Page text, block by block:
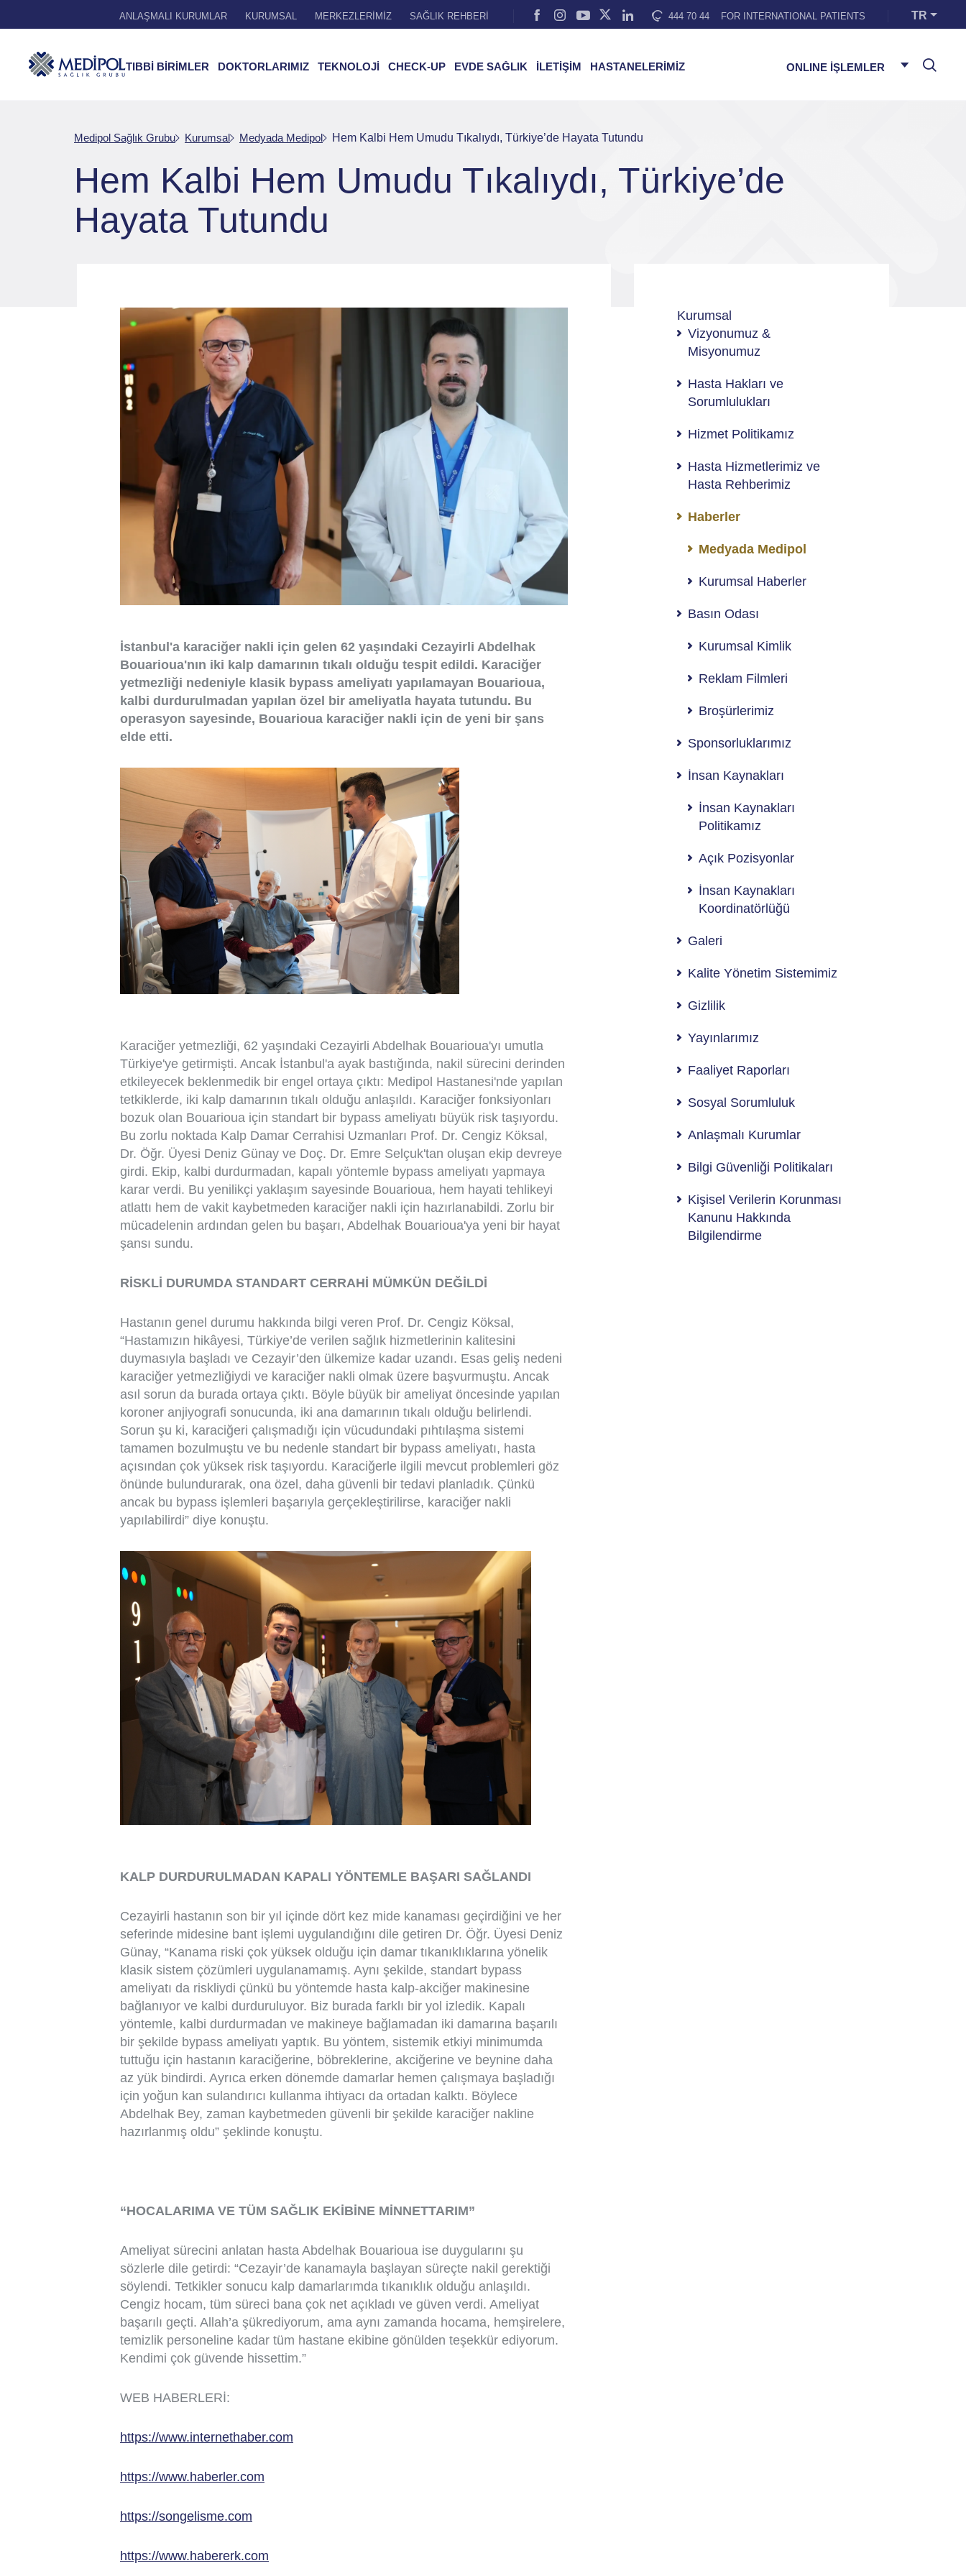
ANLAŞMALI KURUMLAR KURUMSAL MERKEZLERİMİZ SAĞLIK REHBERİ 444 70 44 FOR INTERNATIONAL PATIENTS TR
TIBBİ BİRİMLER DOKTORLARIMIZ TEKNOLOJİ CHECK-UP EVDE SAĞLIK İLETİŞİM HASTANELERİMİZ ONLINE İŞLEMLER
Medipol Sağlık Grubu Kurumsal Medyada Medipol Hem Kalbi Hem Umudu Tıkalıydı, Türkiye’de Hayata Tutundu
Hem Kalbi Hem Umudu Tıkalıydı, Türkiye’de
Hayata Tutundu
İstanbul'a karaciğer nakli için gelen 62 yaşındaki Cezayirli Abdelhak
Bouarioua'nın iki kalp damarının tıkalı olduğu tespit edildi. Karaciğer
yetmezliği nedeniyle klasik bypass ameliyatı yapılamayan Bouarioua,
kalbi durdurulmadan yapılan özel bir ameliyatla hayata tutundu. Bu
operasyon sayesinde, Bouarioua karaciğer nakli için de yeni bir şans
elde etti.
Karaciğer yetmezliği, 62 yaşındaki Cezayirli Abdelhak Bouarioua'yı umutla
Türkiye'ye getirmişti. Ancak İstanbul'a ayak bastığında, nakil sürecini derinden
etkileyecek beklenmedik bir engel ortaya çıktı: Medipol Hastanesi'nde yapılan
tetkiklerde, iki kalp damarının tıkalı olduğu anlaşıldı. Karaciğer fonksiyonları
bozuk olan Bouarioua için standart bir bypass ameliyatı büyük risk taşıyordu.
Bu zorlu noktada Kalp Damar Cerrahisi Uzmanları Prof. Dr. Cengiz Köksal,
Dr. Öğr. Üyesi Deniz Günay ve Doç. Dr. Emre Selçuk'tan oluşan ekip devreye
girdi. Ekip, kalbi durdurmadan, kapalı yöntemle bypass ameliyatı yapmaya
karar verdi. Bu yenilikçi yaklaşım sayesinde Bouarioua, hem hayati tehlikeyi
atlattı hem de vakit kaybetmeden karaciğer nakli için hazırlanabildi. Zorlu bir
mücadelenin ardından gelen bu başarı, Abdelhak Bouarioua'ya yeni bir hayat
şansı sundu.
RİSKLİ DURUMDA STANDART CERRAHİ MÜMKÜN DEĞİLDİ
Hastanın genel durumu hakkında bilgi veren Prof. Dr. Cengiz Köksal,
“Hastamızın hikâyesi, Türkiye’de verilen sağlık hizmetlerinin kalitesini
duymasıyla başladı ve Cezayir’den ülkemize kadar uzandı. Esas geliş nedeni
karaciğer yetmezliğiydi ve karaciğer nakli olmak üzere başvurmuştu. Ancak
asıl sorun da burada ortaya çıktı. Böyle büyük bir ameliyat öncesinde yapılan
koroner anjiyografi sonucunda, iki ana damarının tıkalı olduğu belirlendi.
Sorun şu ki, karaciğeri çalışmadığı için vücudundaki pıhtılaşma sistemi
tamamen bozulmuştu ve bu nedenle standart bir bypass ameliyatı, hasta
açısından çok yüksek risk taşıyordu. Karaciğerle ilgili mevcut problemleri göz
önünde bulundurarak, ona özel, daha güvenli bir tedavi planladık. Çünkü
ancak bu bypass işlemleri başarıyla gerçekleştirilirse, karaciğer nakli
yapılabilirdi” diye konuştu.
KALP DURDURULMADAN KAPALI YÖNTEMLE BAŞARI SAĞLANDI
Cezayirli hastanın son bir yıl içinde dört kez mide kanaması geçirdiğini ve her
seferinde midesine bant işlemi uygulandığını dile getiren Dr. Öğr. Üyesi Deniz
Günay, “Kanama riski çok yüksek olduğu için damar tıkanıklıklarına yönelik
klasik sistem çözümleri uygulanamamış. Aynı şekilde, standart bypass
ameliyatı da riskliydi çünkü bu yöntemde hasta kalp-akciğer makinesine
bağlanıyor ve kalbi durduruluyor. Biz burada farklı bir yol izledik. Kapalı
yöntemle, kalbi durdurmadan ve makineye bağlamadan iki damarına başarılı
bir şekilde bypass ameliyatı yaptık. Bu yöntem, sistemik etkiyi minimumda
tuttuğu için hastanın karaciğerine, böbreklerine, akciğerine ve beynine daha
az yük bindirdi. Ayrıca erken dönemde damarlar hemen çalışmaya başladığı
için yoğun kan sulandırıcı kullanma ihtiyacı da ortadan kalktı. Böylece
Abdelhak Bey, zaman kaybetmeden güvenli bir şekilde karaciğer nakline
hazırlanmış oldu” şeklinde konuştu.
“HOCALARIMA VE TÜM SAĞLIK EKİBİNE MİNNETTARIM”
Ameliyat sürecini anlatan hasta Abdelhak Bouarioua ise duygularını şu
sözlerle dile getirdi: “Cezayir’de kanamayla başlayan süreçte nakil gerektiği
söylendi. Tetkikler sonucu kalp damarlarımda tıkanıklık olduğu anlaşıldı.
Cengiz hocam, tüm süreci bana çok net açıkladı ve güven verdi. Ameliyat
başarılı geçti. Allah’a şükrediyorum, ama aynı zamanda hocama, hemşirelere,
temizlik personeline kadar tüm hastane ekibine gönülden teşekkür ediyorum.
Kendimi çok güvende hissettim.”
WEB HABERLERİ:
https://www.internethaber.com
https://www.haberler.com
https://songelisme.com
https://www.habererk.com
Kurumsal
Vizyonumuz &
Misyonumuz
Hasta Hakları ve
Sorumlulukları
Hizmet Politikamız
Hasta Hizmetlerimiz ve
Hasta Rehberimiz
Haberler
Medyada Medipol
Kurumsal Haberler
Basın Odası
Kurumsal Kimlik
Reklam Filmleri
Broşürlerimiz
Sponsorluklarımız
İnsan Kaynakları
İnsan Kaynakları
Politikamız
Açık Pozisyonlar
İnsan Kaynakları
Koordinatörlüğü
Galeri
Kalite Yönetim Sistemimiz
Gizlilik
Yayınlarımız
Faaliyet Raporları
Sosyal Sorumluluk
Anlaşmalı Kurumlar
Bilgi Güvenliği Politikaları
Kişisel Verilerin Korunması
Kanunu Hakkında
Bilgilendirme